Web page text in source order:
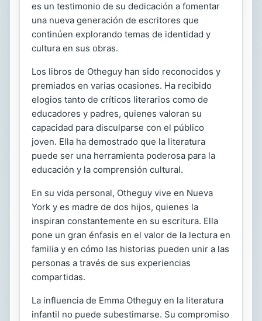
es un testimonio de su dedicación a fomentar
una nueva generación de escritores que
continúen explorando temas de identidad y
cultura en sus obras.
Los libros de Otheguy han sido reconocidos y
premiados en varias ocasiones. Ha recibido
elogios tanto de críticos literarios como de
educadores y padres, quienes valoran su
capacidad para disculparse con el público
joven. Ella ha demostrado que la literatura
puede ser una herramienta poderosa para la
educación y la comprensión cultural.
En su vida personal, Otheguy vive en Nueva
York y es madre de dos hijos, quienes la
inspiran constantemente en su escritura. Ella
pone un gran énfasis en el valor de la lectura en
familia y en cómo las historias pueden unir a las
personas a través de sus experiencias
compartidas.
La influencia de Emma Otheguy en la literatura
infantil no puede subestimarse. Su compromiso